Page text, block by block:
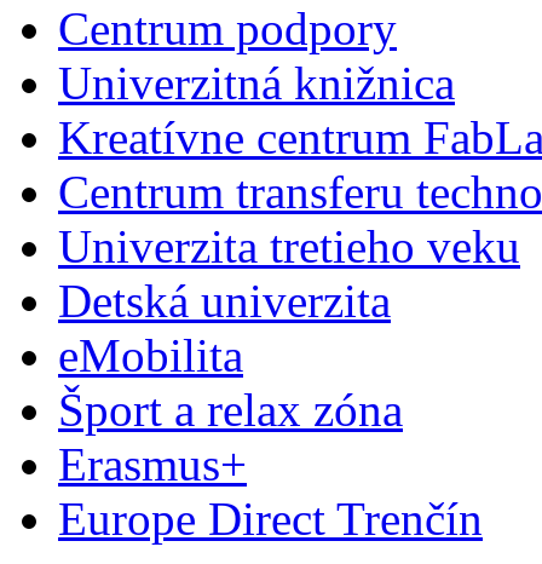
Centrum podpory
Univerzitná knižnica
Kreatívne centrum
Centrum transferu
Univerzita tretieho veku
Detská univerzita
eMobilita
Šport a relax zóna
Erasmus+
Europe Direct Trenčín